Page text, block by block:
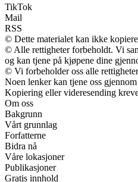
TikTok
Mail
RSS
© Dette materialet kan ikke
© Alle rettigheter forbeholdt. Vi
og kan tjene på kjøpene dine
© Vi forbeholder oss alle
Noen lenker kan tjene oss
Kopiering eller videresending
Om oss
Bakgrunn
Vårt grunnlag
Forfatterne
Bidra nå
Våre lokasjoner
Publikasjoner
Gratis innhold